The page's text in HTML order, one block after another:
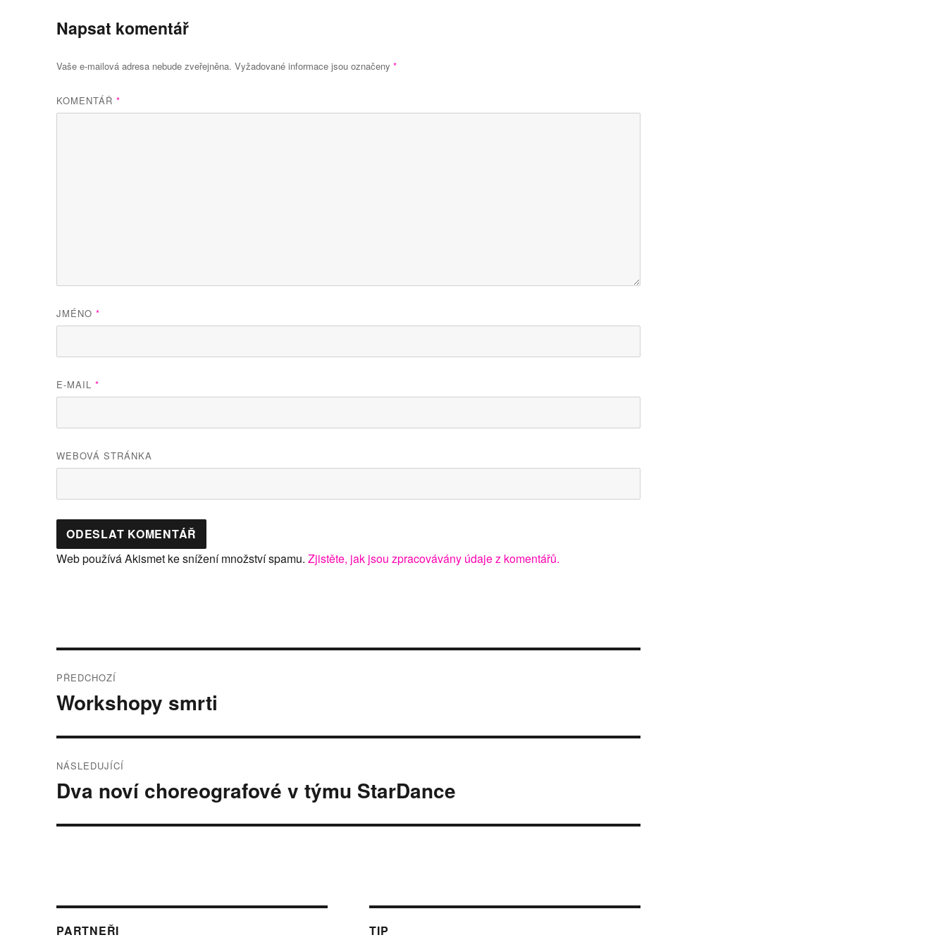
Napsat komentář
Vaše e-mailová adresa nebude zveřejněna. Vyžadované informace jsou označeny*
KOMENTÁŘ*
JMÉNO*
E-MAIL*
WEBOVÁ STRÁNKA
Web používá Akismet ke snížení množství spamu.Zjistěte, jak jsou zpracovávány údaje z komentářů.
pro
PŘEDCHOZÍ
Předchozí
Workshopy smrti
NÁSLEDUJÍCÍ
Následující
Dva noví choreografové v týmu StarDance
PARTNEŘI TIP